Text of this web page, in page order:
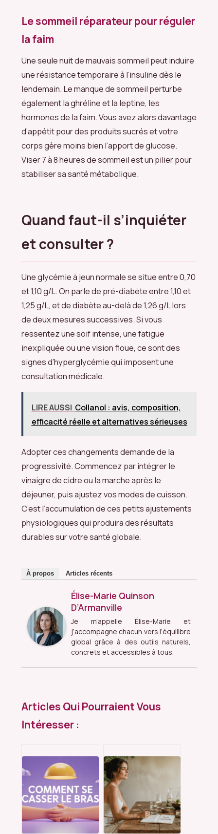
Le sommeil réparateur pour réguler
la faim
Une seule nuit de mauvais sommeil peut induire
une résistance temporaire à l’insuline dès le
lendemain. Le manque de sommeil perturbe
également la ghréline et la leptine, les
hormones de la faim. Vous avez alors davantage
d’appétit pour des produits sucrés et votre
corps gère moins bien l’apport de glucose.
Viser 7 à 8 heures de sommeil est un pilier pour
stabiliser sa santé métabolique.
Quand faut-il s’inquiéter
et consulter ?
Une glycémie à jeun normale se situe entre 0,70
et 1,10 g/L. On parle de pré-diabète entre 1,10 et
1,25 g/L, et de diabète au-delà de 1,26 g/L lors
de deux mesures successives. Si vous
ressentez une soif intense, une fatigue
inexpliquée ou une vision floue, ce sont des
signes d’hyperglycémie qui imposent une
consultation médicale.
LIRE AUSSI Collanol : avis, composition,
efficacité réelle et alternatives sérieuses
Adopter ces changements demande de la
progressivité. Commencez par intégrer le
vinaigre de cidre ou la marche après le
déjeuner, puis ajustez vos modes de cuisson.
C’est l’accumulation de ces petits ajustements
physiologiques qui produira des résultats
durables sur votre santé globale.
À propos Articles récents
Élise-Marie Quinson
D’Armanville
Je m’appelle Élise-Marie et
j’accompagne chacun vers l’équilibre
global grâce à des outils naturels,
concrets et accessibles à tous.
Articles Qui Pourraient Vous
Intéresser :